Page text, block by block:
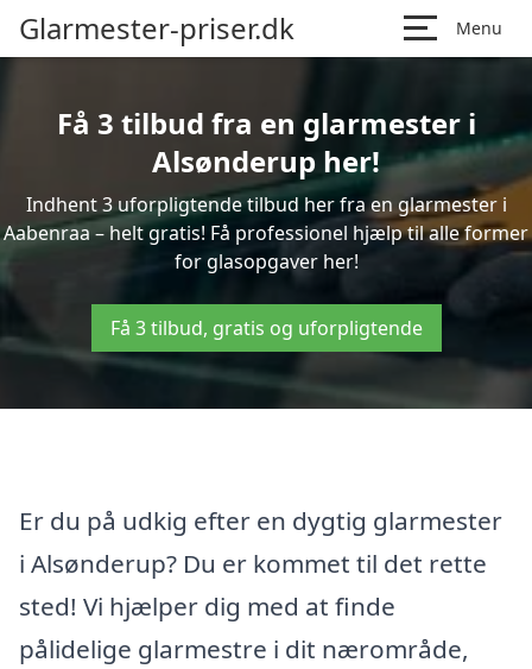
Glarmester-priser.dk Menu
Få 3 tilbud fra en glarmester i
Alsønderup her!
Indhent 3 uforpligtende tilbud her fra en glarmester i
Aabenraa – helt gratis! Få professionel hjælp til alle former
for glasopgaver her!
Få 3 tilbud, gratis og uforpligtende
Er du på udkig efter en dygtig glarmester
i Alsønderup? Du er kommet til det rette
sted! Vi hjælper dig med at finde
pålidelige glarmestre i dit nærområde,